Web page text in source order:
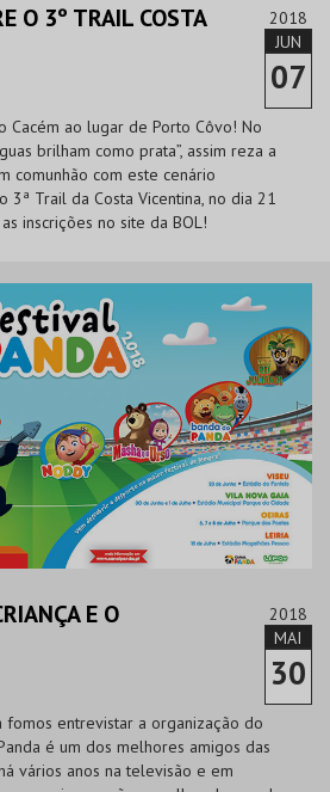
O 3º TRAIL COSTA
2018
JUN
07
Cacém ao lugar de Porto Côvo! No
brilham como prata”, assim reza a
comunhão com este cenário
3ª Trail da Costa Vicentina, no dia 21
inscrições no site da BOL!
E O
2018
MAI
30
fomos entrevistar a organização do
é um dos melhores amigos das
vários anos na televisão e em